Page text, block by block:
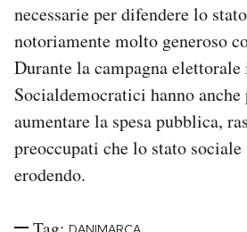
necessarie per difendere lo
notoriamente molto generoso
Durante la campagna elettorale
Socialdemocratici hanno anche
aumentare la spesa pubblica,
preoccupati che lo stato
erodendo.